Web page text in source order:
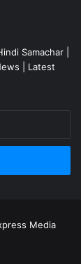
Samachar |
| Latest
Media